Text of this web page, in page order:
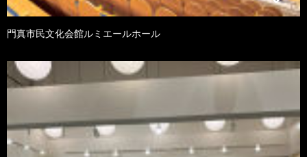
門真市民文化会館ルミエールホール